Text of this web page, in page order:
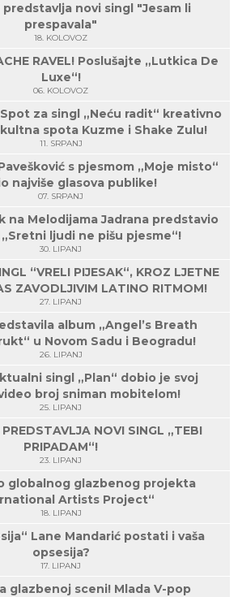
predstavlja novi singl "Jesam li
prespavala"
18. KOLOVOZ
RAVEL! Poslušajte „Lutkica De
Luxe“!
06. KOLOVOZ
za singl „Neću radit“ kreativno
spota Kuzme i Shake Zulu!
11. SRPANJ
s pjesmom „Moje misto“
najviše glasova publike!
07. SRPANJ
na Melodijama Jadrana predstavio
ljudi ne pišu pjesme“!
30. LIPANJ
“VRELI PIJESAK“, KROZ LJETNE
ZAVODLJIVIM LATINO RITMOM!
27. LIPANJ
album „Angel’s Breath
u Novom Sadu i Beogradu!
26. LIPANJ
singl „Plan“ dobio je svoj
broj sniman mobitelom!
25. LIPANJ
NOVI SINGL „TEBI
PRIPADAM“!
23. LIPANJ
globalnog glazbenog projekta
Artists Project“
18. LIPANJ
Lane Mandarić postati i vaša
opsesija?
17. LIPANJ
glazbenoj sceni! Mlada V-pop